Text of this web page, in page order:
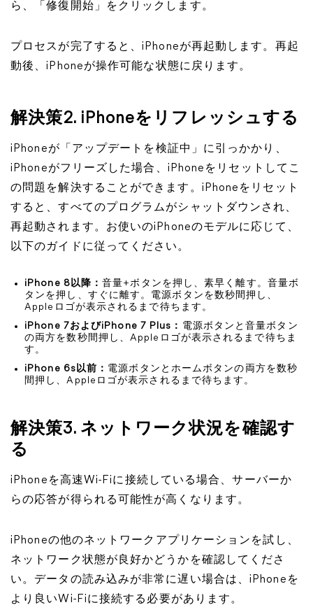
ら、「修復開始」をクリックします。
プロセスが完了すると、iPhoneが再起動します。再起
動後、iPhoneが操作可能な状態に戻ります。
解決策2. iPhoneをリフレッシュする
iPhoneが「アップデートを検証中」に引っかかり、
iPhoneがフリーズした場合、iPhoneをリセットしてこ
の問題を解決することができます。iPhoneをリセット
すると、すべてのプログラムがシャットダウンされ、
再起動されます。お使いのiPhoneのモデルに応じて、
以下のガイドに従ってください。
iPhone 8以降：音量+ボタンを押し、素早く離す。音量ボ
タンを押し、すぐに離す。電源ボタンを数秒間押し、
Appleロゴが表示されるまで待ちます。
iPhone 7およびiPhone 7 Plus： 電源ボタンと音量ボタン
の両方を数秒間押し、Appleロゴが表示されるまで待ちま
す。
iPhone 6s以前： 電源ボタンとホームボタンの両方を数秒
間押し、Appleロゴが表示されるまで待ちます。
解決策3. ネットワーク状況を確認す
る
iPhoneを高速Wi-Fiに接続している場合、サーバーか
らの応答が得られる可能性が高くなります。
iPhoneの他のネットワークアプリケーションを試し、
ネットワーク状態が良好かどうかを確認してくださ
い。データの読み込みが非常に遅い場合は、iPhoneを
より良いWi-Fiに接続する必要があります。